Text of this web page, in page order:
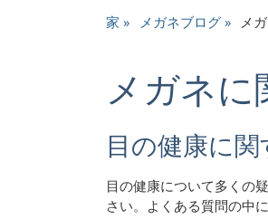
家 メガネブログ メ
メガネ
目の健康に
目の健康について多くの
さい。よくある質問の中